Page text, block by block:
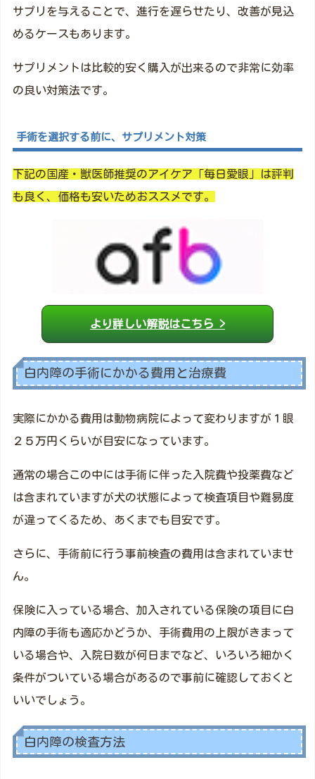
サプリを与えることで、進行を遅らせたり、改善が見込
めるケースもあります。
サプリメントは比較的安く購入が出来るので非常に効率
の良い対策法です。
手術を選択する前に、サプリメント対策
下記の国産・獣医師推奨のアイケア「毎日愛眼」は評判
も良く、価格も安いためおススメです。
より詳しい解説はこちら >
白内障の手術にかかる費用と治療費
実際にかかる費用は動物病院によって変わりますが１眼
２５万円くらいが目安になっています。
通常の場合この中には手術に伴った入院費や投薬費など
は含まれていますが犬の状態によって検査項目や難易度
が違ってくるため、あくまでも目安です。
さらに、手術前に行う事前検査の費用は含まれていませ
ん。
保険に入っている場合、加入されている保険の項目に白
内障の手術も適応かどうか、手術費用の上限がきまって
いる場合や、入院日数が何日までなど、いろいろ細かく
条件がついている場合があるので事前に確認しておくと
いいでしょう。
白内障の検査方法